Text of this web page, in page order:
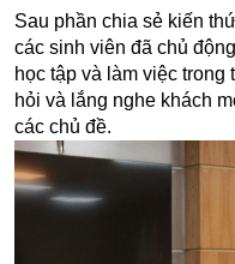
Sau phần chia sẻ kiến
các sinh viên đã chủ
học tập và làm việc
hỏi và lắng nghe khách
các chủ đề.